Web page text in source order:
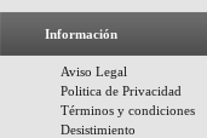
Información
Aviso Legal
Politica de Privacidad
Términos y condiciones
Desistimiento